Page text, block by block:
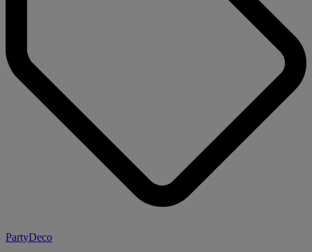
PartyDeco